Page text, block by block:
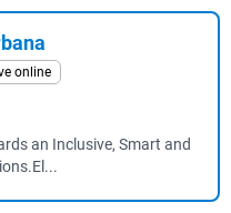
online
an Inclusive, Smart and